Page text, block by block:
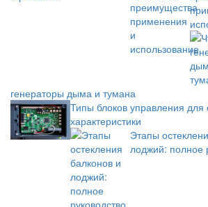
генераторы дыма и тумана
Типы блоков управления для
характеристики
Этапы
лоджий: полное